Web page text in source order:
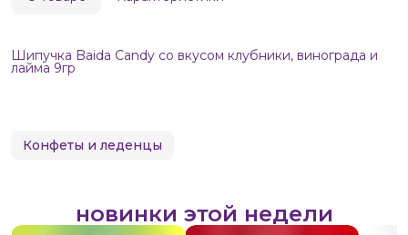
Шипучка Baida Candy со вкусом клубники, винограда и
лайма 9гр
Конфеты и леденцы
новинки этой недели